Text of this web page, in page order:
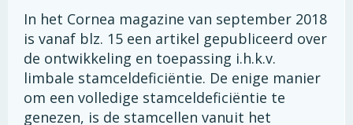
In het Cornea magazine van september 2018
is vanaf blz. 15 een artikel gepubliceerd over
de ontwikkeling en toepassing i.h.k.v.
limbale stamceldeficiëntie. De enige manier
om een volledige stamceldeficiëntie te
genezen, is de stamcellen vanuit het